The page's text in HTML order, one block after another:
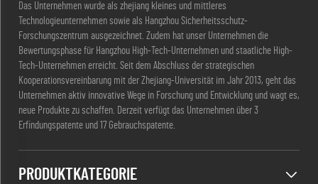
Das Unternehmen wurde als zhejiang kleines und mittleres
Technologieunternehmen sowie als Hangzhou Sicherheitsschutz-
Forschungszentrum ausgezeichnet. Zudem hat unser Unternehmen die
Bewertungsphase für Hangzhou High-Tech-Unternehmen und staatliche High-
Tech-Unternehmen erreicht. Seit dem Abschluss der strategischen
Kooperationsvereinbarung mit der Zhejiang-Universität im Jahr 2013, geht das
Unternehmen aktiv innovative Wege in Forschung und Entwicklung und wagt es,
neue Produkte zu schaffen. Derzeit verfügt das Unternehmen über 3
Erfindungspatente und 17 Gebrauchspatente.
PRODUKTKATEGORIE